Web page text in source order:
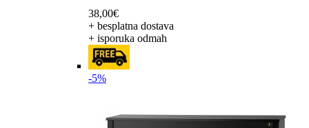
38,00€
+ besplatna dostava
+ isporuka odmah
-5%